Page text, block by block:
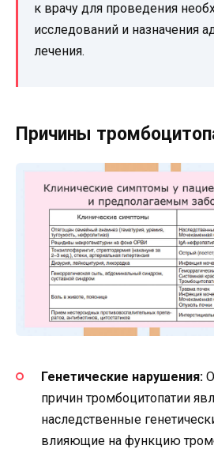
к врачу для проведения
исследований и назначения
лечения.
Причины
Генетические нарушения:
причин тромбоцитопатии
наследственные
влияющие на функцию